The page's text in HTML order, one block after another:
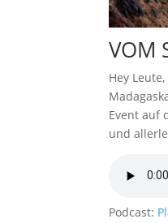
VOM
Hey
Event auf
und
Podcast: